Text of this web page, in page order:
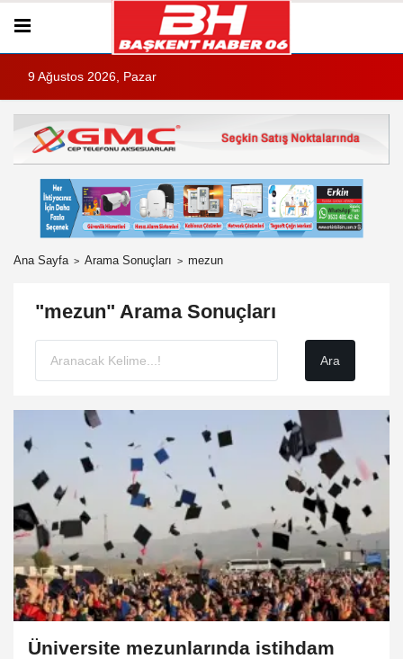
9 Ağustos 2026, Pazar
Ana Sayfa Arama Sonuçları mezun
"mezun" Arama Sonuçları
Üniversite mezunlarında istihdam